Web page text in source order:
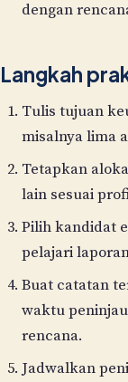
dengan
Langkah
Tulis tujuan
misalnya lima
Tetapkan
lain sesuai
Pilih kandidat
pelajari
Buat catatan
waktu
rencana.
Jadwalkan